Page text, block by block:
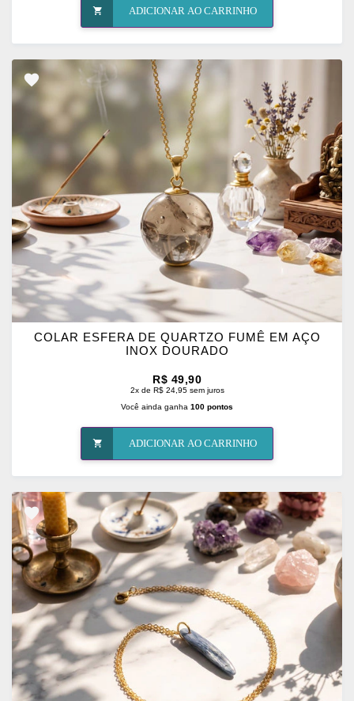
ADICIONAR AO CARRINHO
ADICIONAR
OS
FAVORITOS
COLAR ESFERA DE QUARTZO FUMÊ EM AÇO
INOX DOURADO
R$ 49,90
2x de R$ 24,95 sem juros
Você ainda ganha 100 pontos
ADICIONAR AO CARRINHO
ADICIONAR
OS
FAVORITOS